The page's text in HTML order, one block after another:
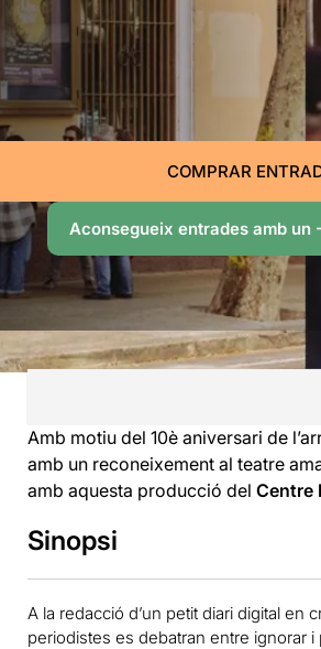
COMPRAR
Aconsegueix entrades amb un
Amb motiu del 10è aniversari de
amb un reconeixement al teatre
amb aquesta producció del Centre
Sinopsi
A la redacció d’un petit diari digital en
periodistes es debatran entre ignorar